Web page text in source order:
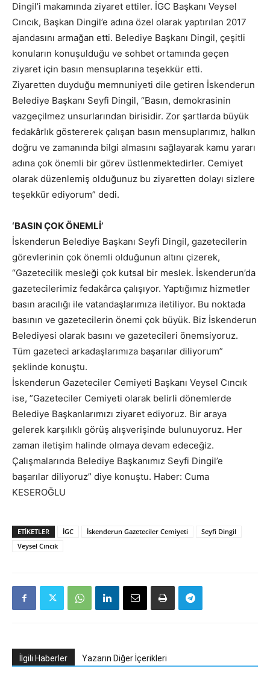
Dingil’i makamında ziyaret ettiler. İGC Başkanı Veysel
Cıncık, Başkan Dingil’e adına özel olarak yaptırılan 2017
ajandasını armağan etti. Belediye Başkanı Dingil, çeşitli
konuların konuşulduğu ve sohbet ortamında geçen
ziyaret için basın mensuplarına teşekkür etti.
Ziyaretten duyduğu memnuniyeti dile getiren İskenderun
Belediye Başkanı Seyfi Dingil, “Basın, demokrasinin
vazgeçilmez unsurlarından birisidir. Zor şartlarda büyük
fedakârlık göstererek çalışan basın mensuplarımız, halkın
doğru ve zamanında bilgi almasını sağlayarak kamu yararı
adına çok önemli bir görev üstlenmektedirler. Cemiyet
olarak düzenlemiş olduğunuz bu ziyaretten dolayı sizlere
teşekkür ediyorum” dedi.
‘BASIN ÇOK ÖNEMLİ’
İskenderun Belediye Başkanı Seyfi Dingil, gazetecilerin
görevlerinin çok önemli olduğunun altını çizerek,
“Gazetecilik mesleği çok kutsal bir meslek. İskenderun’da
gazetecilerimiz fedakârca çalışıyor. Yaptığımız hizmetler
basın aracılığı ile vatandaşlarımıza iletiliyor. Bu noktada
basının ve gazetecilerin önemi çok büyük. Biz İskenderun
Belediyesi olarak basını ve gazetecileri önemsiyoruz.
Tüm gazeteci arkadaşlarımıza başarılar diliyorum”
şeklinde konuştu.
İskenderun Gazeteciler Cemiyeti Başkanı Veysel Cıncık
ise, ”Gazeteciler Cemiyeti olarak belirli dönemlerde
Belediye Başkanlarımızı ziyaret ediyoruz. Bir araya
gelerek karşılıklı görüş alışverişinde bulunuyoruz. Her
zaman iletişim halinde olmaya devam edeceğiz.
Çalışmalarında Belediye Başkanımız Seyfi Dingil’e
başarılar diliyoruz” diye konuştu. Haber: Cuma
KESEROĞLU
ETIKETLER İGC İskenderun Gazeteciler Cemiyeti
Seyfi Dingil
Veysel Cıncık
İlgili Haberler Yazarın Diğer İçerikleri